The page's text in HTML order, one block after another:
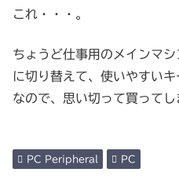
これ・・・。
ちょうど仕事用のメインマ
に切り替えて、使いやすい
なので、思い切って買ってし
PC Peripheral PC